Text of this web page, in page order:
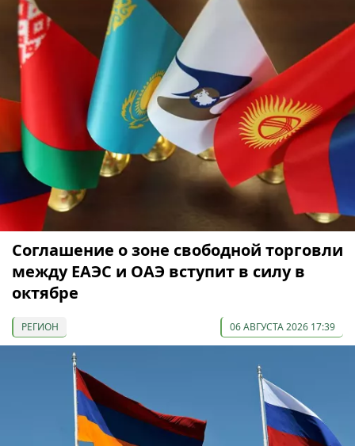
Соглашение о зоне свободной торговли
между ЕАЭС и ОАЭ вступит в силу в
октябре
РЕГИОН 06 АВГУСТА 2026 17:39